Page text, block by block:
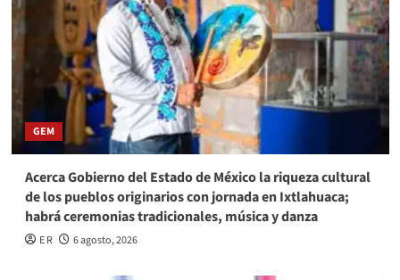
GEM
Acerca Gobierno del Estado de México la riqueza cultural
de los pueblos originarios con jornada en Ixtlahuaca;
habrá ceremonias tradicionales, música y danza
E R 6 agosto, 2026